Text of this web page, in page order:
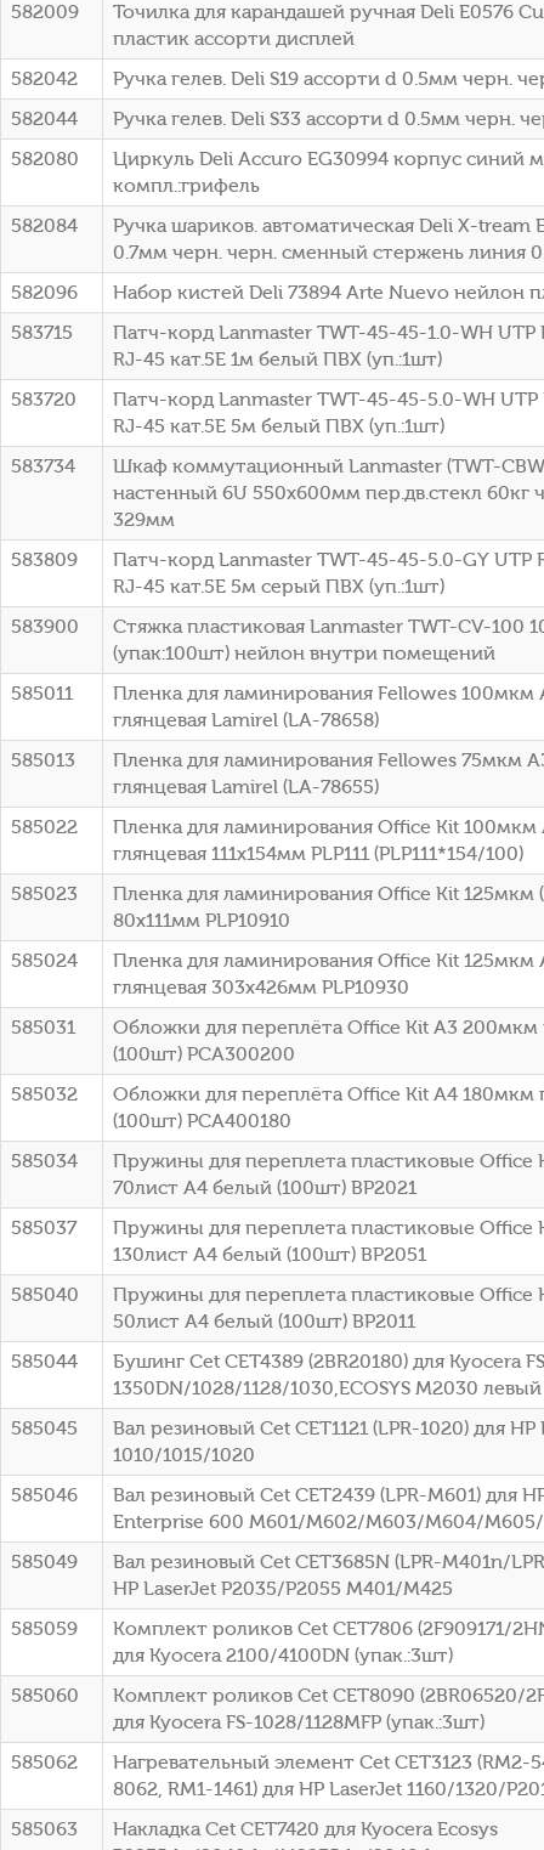
582009
Точилка для карандашей ручная Deli E0576
пластик ассорти дисплей
582042
Ручка гелев. Deli S19 ассорти d 0.5мм черн.
582044
Ручка гелев. Deli S33 ассорти d 0.5мм черн.
582080
Циркуль Deli Accuro EG30994 корпус синий
компл.:грифель
582084
Ручка шариков. автоматическая Deli X-tream
0.7мм черн. черн. сменный стержень линия
582096
Набор кистей Deli 73894 Arte Nuevo нейлон
583715
Патч-корд Lanmaster TWT-45-45-1.0-WH UTP
RJ-45 кат.5E 1м белый ПВХ (уп.:1шт)
583720
Патч-корд Lanmaster TWT-45-45-5.0-WH UTP
RJ-45 кат.5E 5м белый ПВХ (уп.:1шт)
583734
Шкаф коммутационный Lanmaster (TWT-
настенный 6U 550x600мм пер.дв.стекл 60кг
329мм
583809
Патч-корд Lanmaster TWT-45-45-5.0-GY UTP
RJ-45 кат.5E 5м серый ПВХ (уп.:1шт)
583900
Стяжка пластиковая Lanmaster TWT-CV-100
(упак:100шт) нейлон внутри помещений
585011
Пленка для ламинирования Fellowes 100мкм
глянцевая Lamirel (LA-78658)
585013
Пленка для ламинирования Fellowes 75мкм
глянцевая Lamirel (LA-78655)
585022
Пленка для ламинирования Office Kit 100мкм
глянцевая 111x154мм PLP111 (PLP111*154/100)
585023
Пленка для ламинирования Office Kit 125мкм
80x111мм PLP10910
585024
Пленка для ламинирования Office Kit 125мкм
глянцевая 303x426мм PLP10930
585031
Обложки для переплёта Office Kit A3
(100шт) PCA300200
585032
Обложки для переплёта Office Kit A4 180мкм
(100шт) PCA400180
585034
Пружины для переплета пластиковые Office
70лист A4 белый (100шт) BP2021
585037
Пружины для переплета пластиковые Office
130лист A4 белый (100шт) BP2051
585040
Пружины для переплета пластиковые Office
50лист A4 белый (100шт) BP2011
585044
Бушинг Cet CET4389 (2BR20180) для Kyocera
1350DN/1028/1128/1030,ECOSYS M2030 левый
585045
Вал резиновый Cet CET1121 (LPR-1020) для HP
1010/1015/1020
585046
Вал резиновый Cet CET2439 (LPR-M601) для
Enterprise 600 M601/M602/M603/M604/
585049
Вал резиновый Cet CET3685N (LPR-M401n/
HP LaserJet P2035/P2055 M401/M425
585059
Комплект роликов Cet CET7806 (2F909171/
для Kyocera 2100/4100DN (упак.:3шт)
585060
Комплект роликов Cet CET8090 (2BR06520/
для Kyocera FS-1028/1128MFP (упак.:3шт)
585062
Нагревательный элемент Cet CET3123 (RM2-
8062, RM1-1461) для HP LaserJet 1160/1320/
585063
Накладка Cet CET7420 для Kyocera Ecosys